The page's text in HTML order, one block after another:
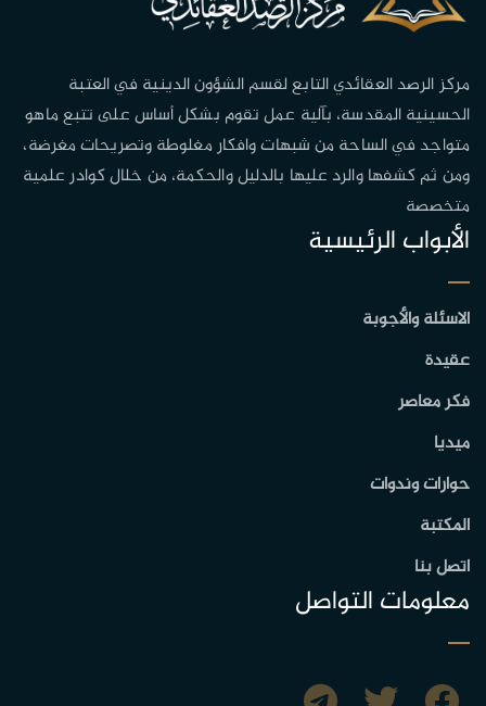
مركز الرصد العقائدي التابع لقسم الشؤون الدينية في العتبة
الحسينية المقدسة، بآلية عمل تقوم بشكل أساس على تتبع ماهو
متواجد في الساحة من شبهات وافكار مغلوطة وتصريحات مغرضة،
ومن ثم كشفها والرد عليها بالدليل والحكمة، من خلال كوادر علمية
متخصصة
الأبواب الرئيسية
الاسئلة والأجوبة
عقيدة
فكر معاصر
ميديا
حوارات وندوات
المكتبة
اتصل بنا
معلومات التواصل